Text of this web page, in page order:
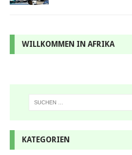
WILLKOMMEN IN AFRIKA
KATEGORIEN